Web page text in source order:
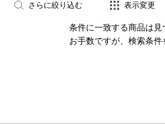
さらに絞り込む 表示変更
条件に一致する商品は見
お手数ですが、検索条件